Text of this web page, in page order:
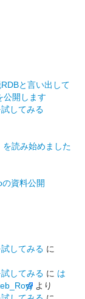
と言い出して
公開します
してみる
読み始めました
資料公開
してみる に
してみる に は
より